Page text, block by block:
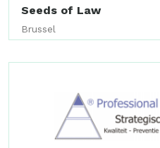
Seeds of Law
Brussel